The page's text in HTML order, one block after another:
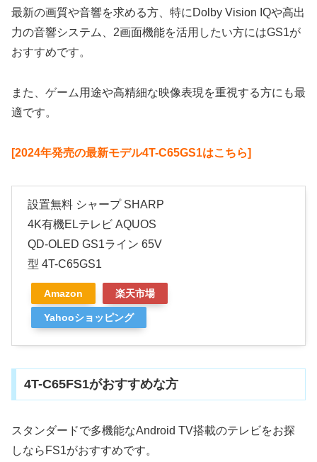
最新の画質や音響を求める方、特にDolby Vision IQや高出
力の音響システム、2画面機能を活用したい方にはGS1が
おすすめです。
また、ゲーム用途や高精細な映像表現を重視する方にも最
適です。
[2024年発売の最新モデル4T-C65GS1はこちら]
設置無料 シャープ SHARP
4K有機ELテレビ AQUOS
QD-OLED GS1ライン 65V
型 4T-C65GS1
Amazon 楽天市場
Yahooショッピング
4T-C65FS1がおすすめな方
スタンダードで多機能なAndroid TV搭載のテレビをお探
しならFS1がおすすめです。